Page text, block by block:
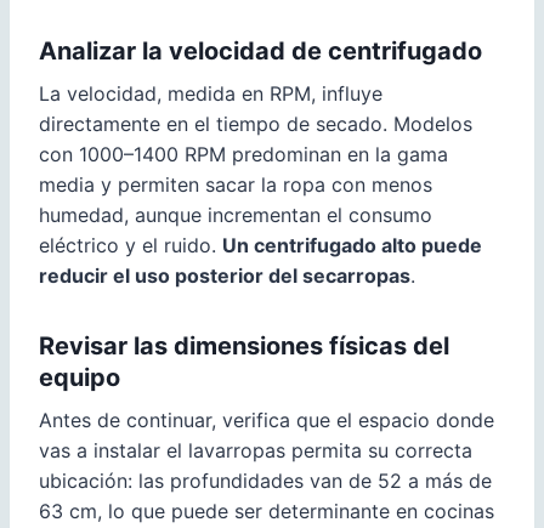
Analizar la velocidad de centrifugado
La velocidad, medida en RPM, influye
directamente en el tiempo de secado. Modelos
con 1000–1400 RPM predominan en la gama
media y permiten sacar la ropa con menos
humedad, aunque incrementan el consumo
eléctrico y el ruido. Un centrifugado alto puede
reducir el uso posterior del secarropas.
Revisar las dimensiones físicas del
equipo
Antes de continuar, verifica que el espacio donde
vas a instalar el lavarropas permita su correcta
ubicación: las profundidades van de 52 a más de
63 cm, lo que puede ser determinante en cocinas